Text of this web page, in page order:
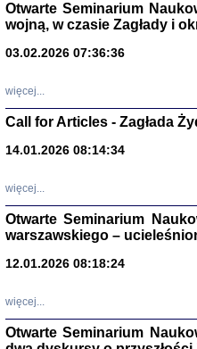
Otwarte Seminarium
wojną, w czasie Zagłady i
03.02.2026 07:36:36
więcej...
Call for Articles - Zagłada
14.01.2026 08:14:34
więcej...
Otwarte Seminarium
warszawskiego –
12.01.2026 08:18:24
więcej...
Otwarte Seminarium